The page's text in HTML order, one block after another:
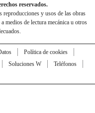
reservados.
y usos de las obras
medios de lectura mecánica u otros
Política de cookies
Soluciones W
Teléfonos